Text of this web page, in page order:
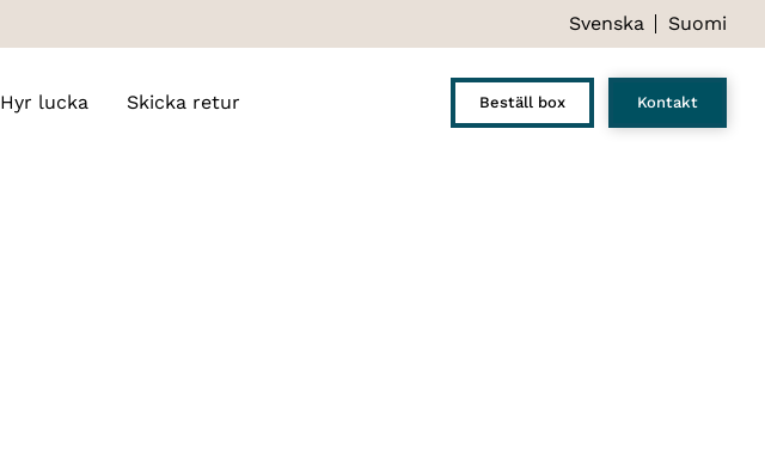
Svenska Suomi
Hyr lucka Skicka retur Beställ box Kontakt